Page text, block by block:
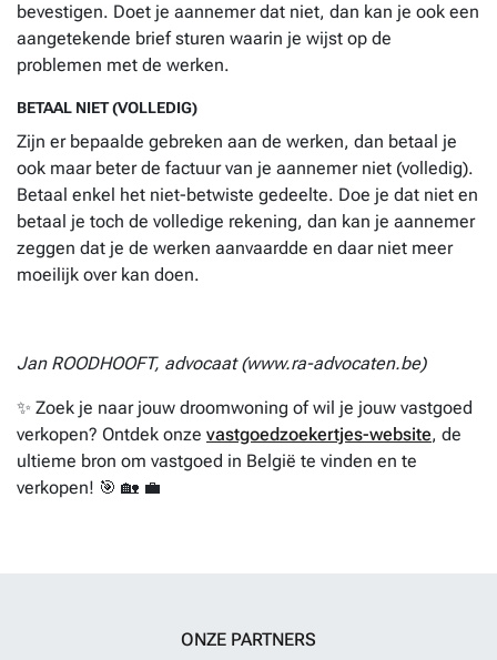
bevestigen. Doet je aannemer dat niet, dan kan je ook een
aangetekende brief sturen waarin je wijst op de
problemen met de werken.
BETAAL NIET (VOLLEDIG)
Zijn er bepaalde gebreken aan de werken, dan betaal je
ook maar beter de factuur van je aannemer niet (volledig).
Betaal enkel het niet-betwiste gedeelte. Doe je dat niet en
betaal je toch de volledige rekening, dan kan je aannemer
zeggen dat je de werken aanvaardde en daar niet meer
moeilijk over kan doen.
Jan ROODHOOFT, advocaat (www.ra-advocaten.be)
✨ Zoek je naar jouw droomwoning of wil je jouw vastgoed
verkopen? Ontdek onze vastgoedzoekertjes-website, de
ultieme bron om vastgoed in België te vinden en te
verkopen! 🎯 🏡 💼
ONZE PARTNERS